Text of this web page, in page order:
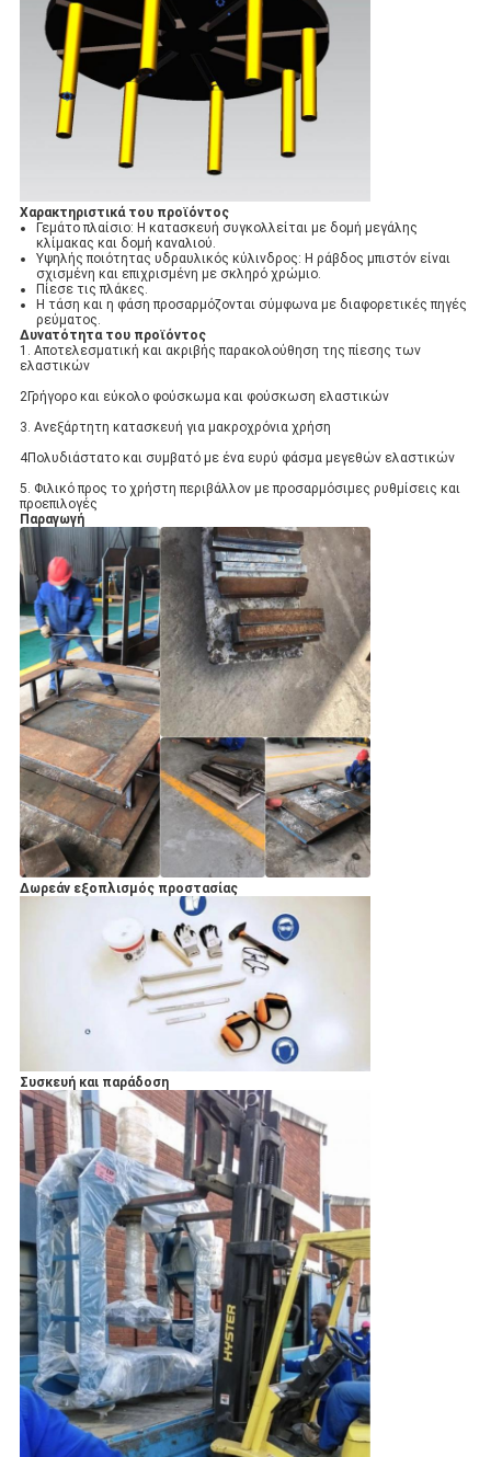
Χαρακτηριστικά του προϊόντος
Γεμάτο πλαίσιο: Η κατασκευή συγκολλείται με δομή μεγάλης
κλίμακας και δομή καναλιού.
Υψηλής ποιότητας υδραυλικός κύλινδρος: Η ράβδος μπιστόν είναι
σχισμένη και επιχρισμένη με σκληρό χρώμιο.
Πίεσε τις πλάκες.
Η τάση και η φάση προσαρμόζονται σύμφωνα με διαφορετικές πηγές
ρεύματος.
Δυνατότητα του προϊόντος
1. Αποτελεσματική και ακριβής παρακολούθηση της πίεσης των
ελαστικών
2Γρήγορο και εύκολο φούσκωμα και φούσκωση ελαστικών
3. Ανεξάρτητη κατασκευή για μακροχρόνια χρήση
4Πολυδιάστατο και συμβατό με ένα ευρύ φάσμα μεγεθών ελαστικών
5. Φιλικό προς το χρήστη περιβάλλον με προσαρμόσιμες ρυθμίσεις και
προεπιλογές
Παραγωγή
Δωρεάν εξοπλισμός προστασίας
Συσκευή και παράδοση